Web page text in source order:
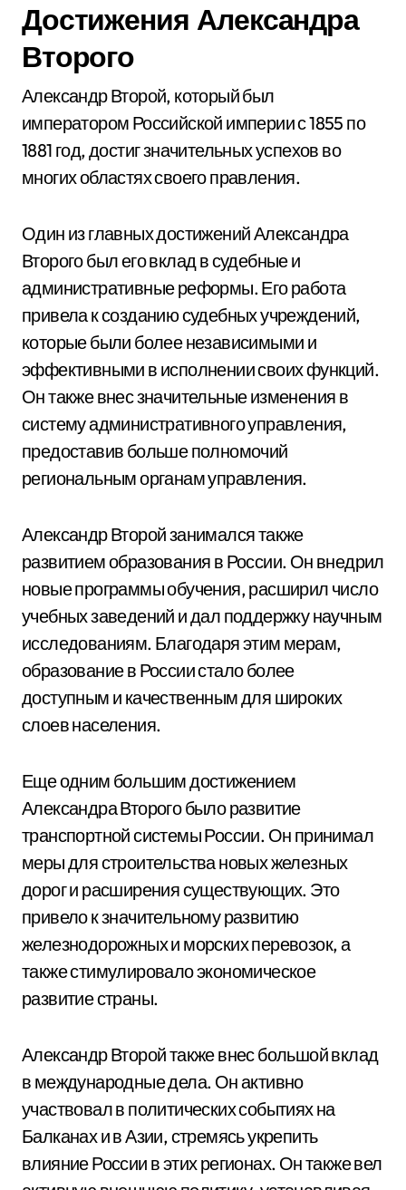
Достижения Александра
Второго
Александр Второй, который был
императором Российской империи с 1855 по
1881 год, достиг значительных успехов во
многих областях своего правления.
Один из главных достижений Александра
Второго был его вклад в судебные и
административные реформы. Его работа
привела к созданию судебных учреждений,
которые были более независимыми и
эффективными в исполнении своих функций.
Он также внес значительные изменения в
систему административного управления,
предоставив больше полномочий
региональным органам управления.
Александр Второй занимался также
развитием образования в России. Он внедрил
новые программы обучения, расширил число
учебных заведений и дал поддержку научным
исследованиям. Благодаря этим мерам,
образование в России стало более
доступным и качественным для широких
слоев населения.
Еще одним большим достижением
Александра Второго было развитие
транспортной системы России. Он принимал
меры для строительства новых железных
дорог и расширения существующих. Это
привело к значительному развитию
железнодорожных и морских перевозок, а
также стимулировало экономическое
развитие страны.
Александр Второй также внес большой вклад
в международные дела. Он активно
участвовал в политических событиях на
Балканах и в Азии, стремясь укрепить
влияние России в этих регионах. Он также вел